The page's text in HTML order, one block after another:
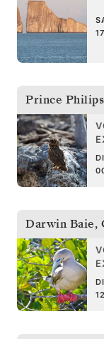
Prince
Darwin Baie,